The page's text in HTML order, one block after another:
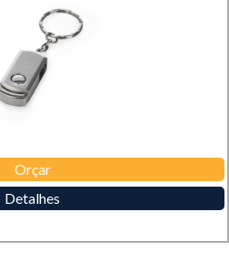
Orçar
Detalhes